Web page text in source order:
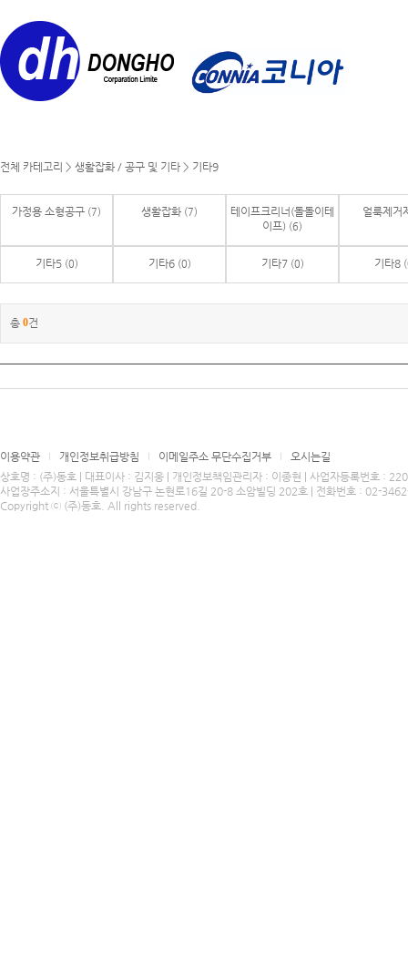
전체 카테고리 > 생활잡화 / 공구 및 기타 > 기타9
가정용 소형공구 (7) 생활잡화 (7)
테이프크리너(돌돌이테
이프) (6)
얼룩제거
기타5 (0) 기타6 (0) 기타7 (0) 기타8
총 0건
이용약관 개인정보취급방침 이메일주소 무단수집거부
오시는길
상호명 : (주)동호 | 대표이사 : 김지웅 | 개인정보책임관리자 : 이종현 | 사업자등록번호 :
사업장주소지 : 서울특별시 강남구 논현로16길 20-8 소암빌딩 202호 | 전화번호 : 02-
Copyright ⓒ (주)동호. All rights reserved.